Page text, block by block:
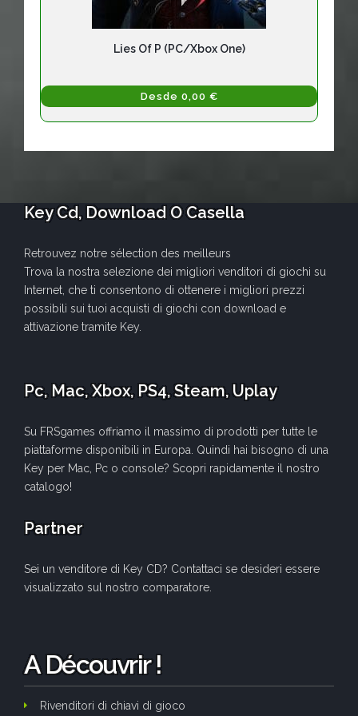
Lies Of P (PC/Xbox One)
Desde 0,00 €
Key Cd, Download O Casella
Retrouvez notre sélection des meilleurs
Trova la nostra selezione dei migliori venditori di giochi su
Internet, che ti consentono di ottenere i migliori prezzi
possibili sui tuoi acquisti di giochi con download e
attivazione tramite Key.
Pc, Mac, Xbox, PS4, Steam, Uplay
Su FRSgames offriamo il massimo di prodotti per tutte le
piattaforme disponibili in Europa. Quindi hai bisogno di una
Key per Mac, Pc o console? Scopri rapidamente il nostro
catalogo!
Partner
Sei un venditore di Key CD? Contattaci se desideri essere
visualizzato sul nostro comparatore.
A Découvrir !
Rivenditori di chiavi di gioco